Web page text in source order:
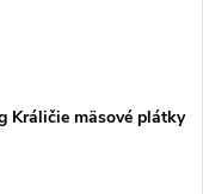
Králičie mäsové plátky